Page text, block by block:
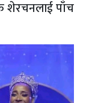
शेरचनलाई पाँच